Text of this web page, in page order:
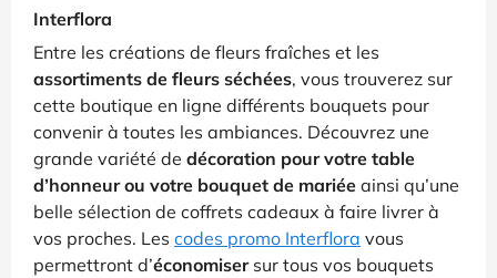
Interflora
Entre les créations de fleurs fraîches et les
assortiments de fleurs séchées, vous trouverez sur
cette boutique en ligne différents bouquets pour
convenir à toutes les ambiances. Découvrez une
grande variété de décoration pour votre table
d’honneur ou votre bouquet de mariée ainsi qu’une
belle sélection de coffrets cadeaux à faire livrer à
vos proches. Les codes promo Interflora vous
permettront d’économisersur tous vos bouquets